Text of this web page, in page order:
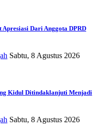
Dari Anggota DPRD
Sabtu, 8 Agustus 2026
Kidul Ditindaklanjuti Menjadi
Sabtu, 8 Agustus 2026